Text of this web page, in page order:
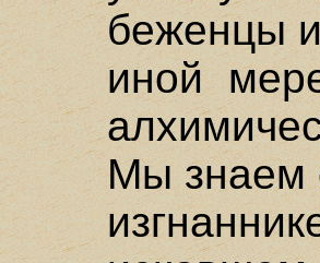
беженцы
иной
Мы знаем